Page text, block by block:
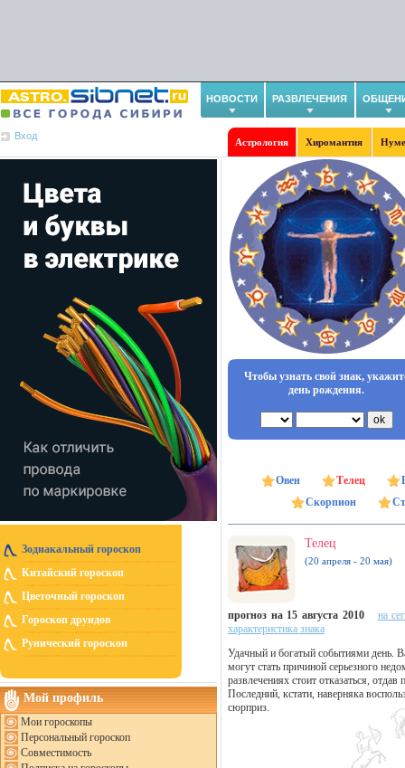
НОВОСТИ РАЗВЛЕЧЕНИЯ
Вход
Астрология Хиромантия
Зодиакальный гороскоп
Китайский гороскоп
Цветочный гороскоп
Гороскоп друидов
Рунический гороскоп
Мой профиль
Мои гороскопы
Персональный гороскоп
Совместимость
Чтобы узнать свой знак,
день рождения.
Овен Телец
Скорпион
Телец
(20 апреля - 20 мая)
прогноз на 15 августа 2010
на
характеристика знака
Удачный и богатый событиями день.
могут стать причиной серьезного
развлечениях стоит отказаться,
Последний, кстати, наверняка
сюрприз.